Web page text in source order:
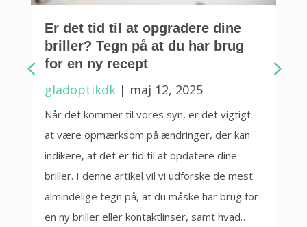
Er det tid til at opgradere dine
briller? Tegn på at du har brug
for en ny recept
gladoptikdk | maj 12, 2025
Når det kommer til vores syn, er det vigtigt
at være opmærksom på ændringer, der kan
indikere, at det er tid til at opdatere dine
briller. I denne artikel vil vi udforske de mest
almindelige tegn på, at du måske har brug for
en ny briller eller kontaktlinser, samt hvad…